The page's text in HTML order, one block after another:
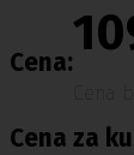
Cena:
Cena za